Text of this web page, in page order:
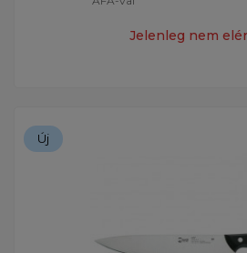
Jelenleg nem
Új